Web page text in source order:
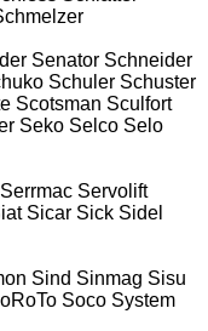
Senator Schneider
Schuler Schuster
Scotsman Sculfort
Seko Selco Selo
Serrmac Servolift
Sicar Sick Sidel
Sind Sinmag Sisu
Soco System